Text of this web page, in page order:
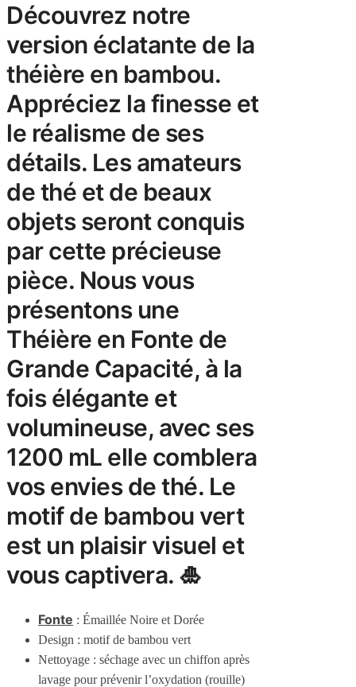
Découvrez notre
version éclatante de la
théière en bambou.
Appréciez la finesse et
le réalisme de ses
détails. Les amateurs
de thé et de beaux
objets seront conquis
par cette précieuse
pièce. Nous vous
présentons une
Théière en Fonte de
Grande Capacité, à la
fois élégante et
volumineuse, avec ses
1200 mL elle comblera
vos envies de thé. Le
motif de bambou vert
est un plaisir visuel et
vous captivera. 🎍
Fonte : Émaillée Noire et Dorée
Design : motif de bambou vert
Nettoyage : séchage avec un chiffon après
lavage pour prévenir l’oxydation (rouille)